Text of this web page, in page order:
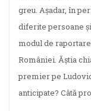
greu. Așadar, în
diferite persoane
modul de
României. Ăștia
premier pe
anticipate? Câtă